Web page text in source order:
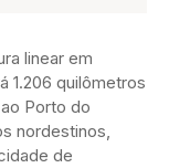
linear em
1.206 quilômetros
Porto do
nordestinos,
de